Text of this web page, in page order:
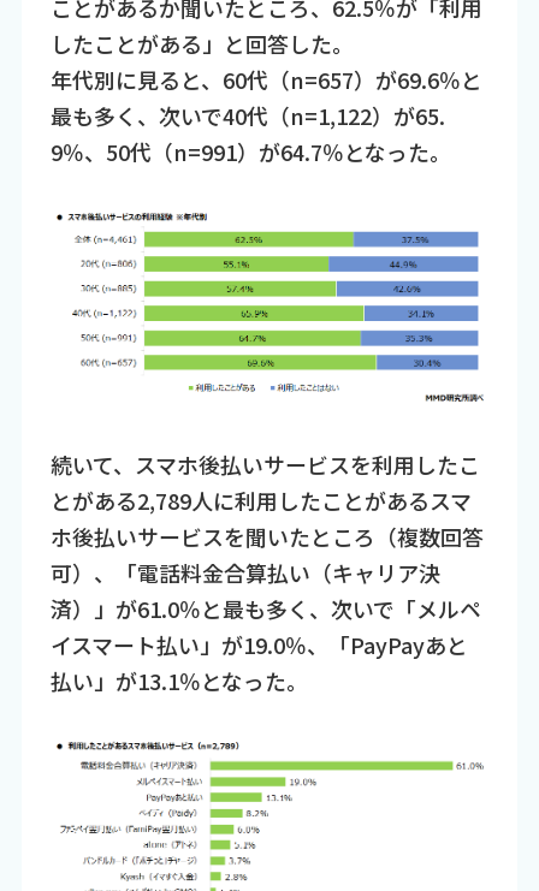
ことがあるか聞いたところ、62.5％が「利用
したことがある」と回答した。
年代別に見ると、60代（n=657）が69.6％と
最も多く、次いで40代（n=1,122）が65.
9％、50代（n=991）が64.7％となった。
続いて、スマホ後払いサービスを利用したこ
とがある2,789人に利用したことがあるスマ
ホ後払いサービスを聞いたところ（複数回答
可）、「電話料金合算払い（キャリア決
済）」が61.0％と最も多く、次いで「メルペ
イスマート払い」が19.0％、「PayPayあと
払い」が13.1％となった。